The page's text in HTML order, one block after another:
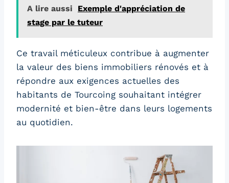
A lire aussi
Exemple d'appréciation de
stage par le tuteur
Ce travail méticuleux contribue à augmenter
la valeur des biens immobiliers rénovés et à
répondre aux exigences actuelles des
habitants de Tourcoing souhaitant intégrer
modernité et bien-être dans leurs logements
au quotidien.